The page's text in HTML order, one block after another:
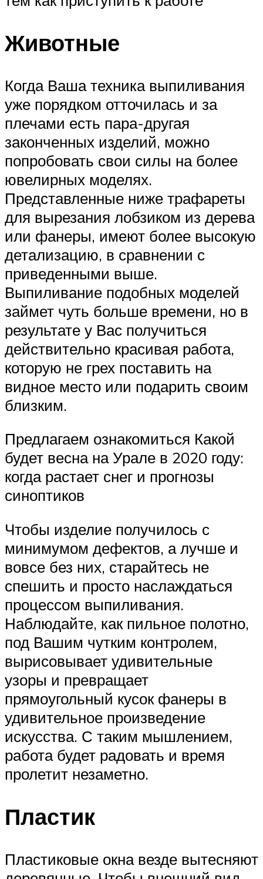
Животные
Когда Ваша техника выпиливания
уже порядком отточилась и за
плечами есть пара-другая
законченных изделий, можно
попробовать свои силы на более
ювелирных моделях.
Представленные ниже трафареты
для вырезания лобзиком из дерева
или фанеры, имеют более высокую
детализацию, в сравнении с
приведенными выше.
Выпиливание подобных моделей
займет чуть больше времени, но в
результате у Вас получиться
действительно красивая работа,
которую не грех поставить на
видное место или подарить своим
близким.
Предлагаем ознакомиться Какой
будет весна на Урале в 2020 году:
когда растает снег и прогнозы
синоптиков
Чтобы изделие получилось с
минимумом дефектов, а лучше и
вовсе без них, старайтесь не
спешить и просто наслаждаться
процессом выпиливания.
Наблюдайте, как пильное полотно,
под Вашим чутким контролем,
вырисовывает удивительные
узоры и превращает
прямоугольный кусок фанеры в
удивительное произведение
искусства. С таким мышлением,
работа будет радовать и время
пролетит незаметно.
Пластик
Пластиковые окна везде вытесняют